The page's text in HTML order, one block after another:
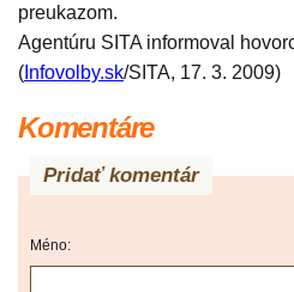
preukazom.
Agentúru SITA informoval
( Infovolby.sk/SITA, 17. 3. 2009)
Komentáre
Pridať komentár
Méno: